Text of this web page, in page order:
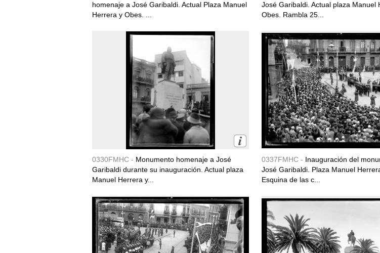
homenaje a José Garibaldi. Actual Plaza Manuel
Herrera y Obes. ...
José Garibaldi. Actual plaza Manuel
Obes. Rambla 25...
0330FMHC - Monumento homenaje a José
Garibaldi durante su inauguración. Actual plaza
Manuel Herrera y...
0337FMHC - Inauguración del
José Garibaldi. Plaza Manuel
Esquina de las c...